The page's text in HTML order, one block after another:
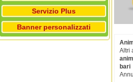
Servizio Plus
Banner personalizzati
Altri
bari